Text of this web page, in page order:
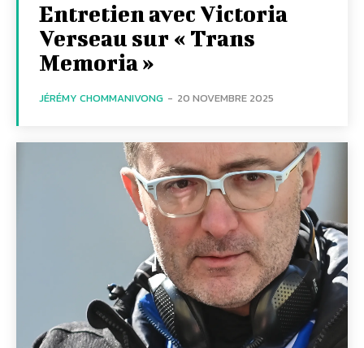
Entretien avec Victoria
Verseau sur « Trans
Memoria »
JÉRÉMY CHOMMANIVONG - 20 NOVEMBRE 2025